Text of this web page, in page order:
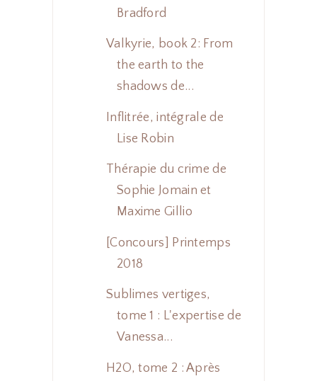
Bradford
Valkyrie, book 2: From
the earth to the
shadows de...
Inflitrée, intégrale de
Lise Robin
Thérapie du crime de
Sophie Jomain et
Maxime Gillio
[Concours] Printemps
2018
Sublimes vertiges,
tome 1 : L'expertise de
Vanessa...
H2O, tome 2 : Après